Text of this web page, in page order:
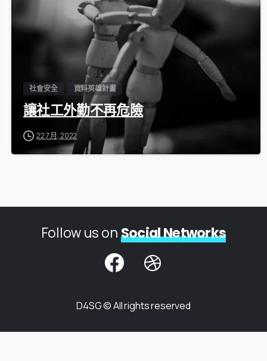
社會安全 資料英雄計畫
讓社工外勤不再危險
22 7 月, 2022
Follow us onSocial Networks
D4SG © All rights reserved